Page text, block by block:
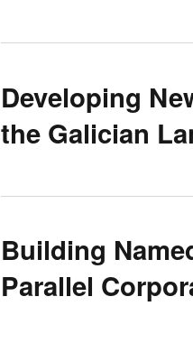
Developing
the Galician
Building
Parallel